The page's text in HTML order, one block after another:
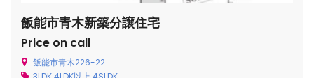
飯能市青木新築分譲住宅
Price on call
飯能市青木226-22